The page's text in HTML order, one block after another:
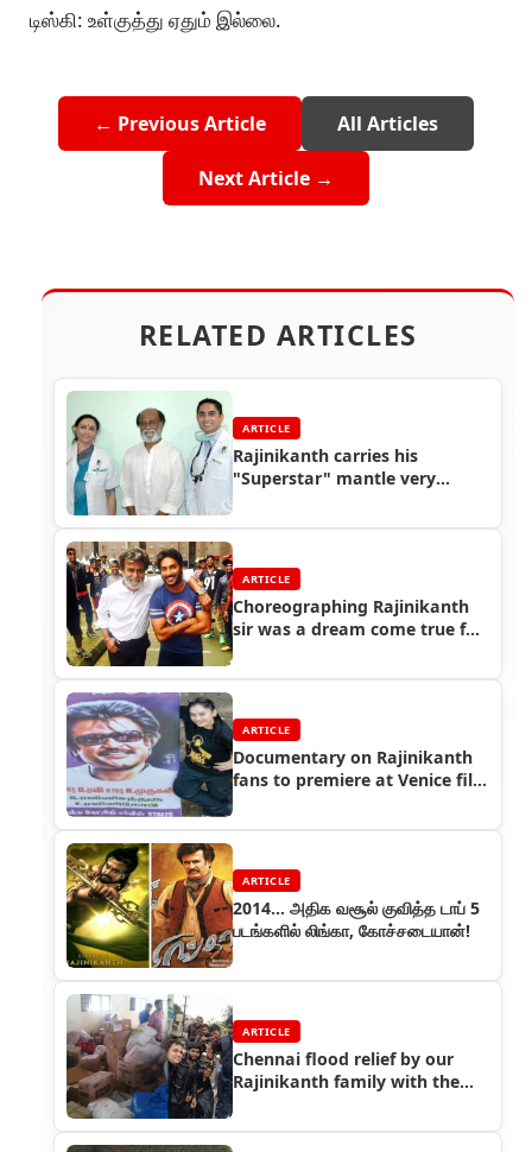
டிஸ்கி: உள்குத்து ஏதும் இல்லை.
← Previous Article All Articles
Next Article →
RELATED ARTICLES
ARTICLE
Rajinikanth carries his
"Superstar" mantle very
ARTICLE
Choreographing Rajinikanth
sir was a dream come true for
ARTICLE
Documentary on Rajinikanth
fans to premiere at Venice film
ARTICLE
2014… அதிக வசூல் குவித்த டாப் 5
படங்களில் லிங்கா, கோச்சடையான்!
ARTICLE
Chennai flood relief by our
Rajinikanth family with the